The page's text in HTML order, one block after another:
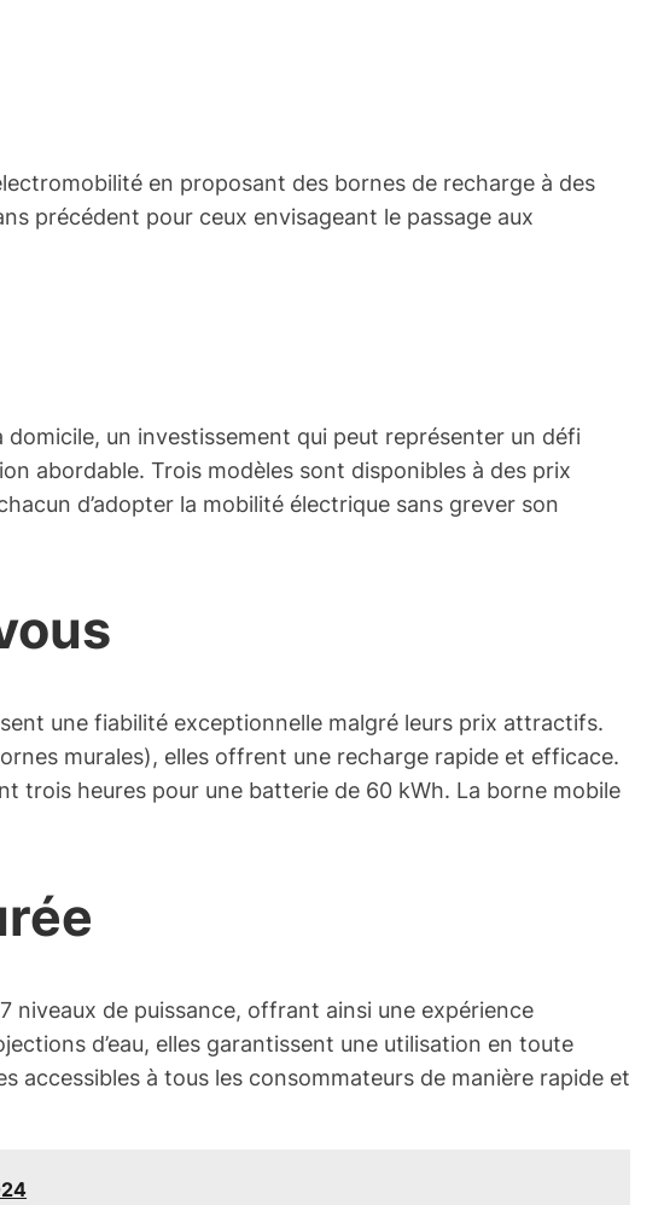
en proposant des bornes de recharge à des
précédent pour ceux envisageant le passage aux
domicile, un investissement qui peut représenter un défi
abordable. Trois modèles sont disponibles à des prix
d’adopter la mobilité électrique sans grever son
une fiabilité exceptionnelle malgré leurs prix attractifs.
murales), elles offrent une recharge rapide et efficace.
trois heures pour une batterie de 60 kWh. La borne mobile
niveaux de puissance, offrant ainsi une expérience
d’eau, elles garantissent une utilisation en toute
accessibles à tous les consommateurs de manière rapide et